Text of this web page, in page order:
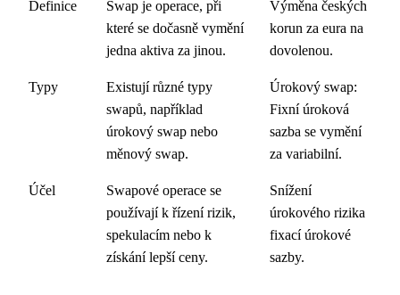
Definice
Swap je operace, při
které se dočasně vymění
jedna aktiva za jinou.
Výměna českých
korun za eura na
dovolenou.
Typy
Existují různé typy
swapů, například
úrokový swap nebo
měnový swap.
Úrokový swap:
Fixní úroková
sazba se vymění
za variabilní.
Účel
Swapové operace se
používají k řízení rizik,
spekulacím nebo k
získání lepší ceny.
Snížení
úrokového rizika
fixací úrokové
sazby.